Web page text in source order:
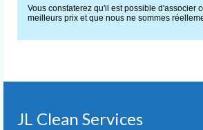
Vous constaterez qu'il est possible d'associer
meilleurs prix et que nous ne sommes
JL Clean Services